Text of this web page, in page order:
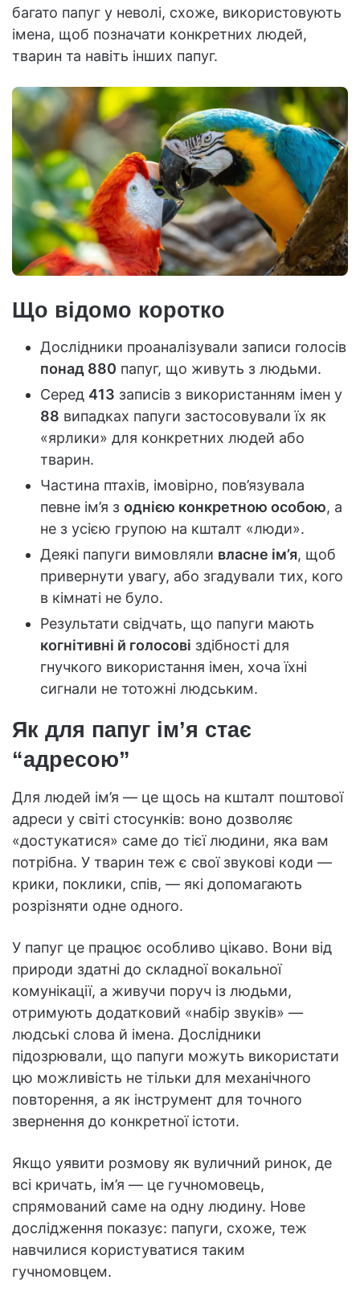
багато папуг у неволі, схоже, використовують
імена, щоб позначати конкретних людей,
тварин та навіть інших папуг.
Що відомо коротко
Дослідники проаналізували записи голосів
понад 880 папуг, що живуть з людьми.
Серед 413 записів з використанням імен у
88 випадках папуги застосовували їх як
«ярлики» для конкретних людей або
тварин.
Частина птахів, імовірно, пов’язувала
певне ім’я з однією конкретною особою, а
не з усією групою на кшталт «люди».
Деякі папуги вимовляли власне ім’я, щоб
привернути увагу, або згадували тих, кого
в кімнаті не було.
Результати свідчать, що папуги мають
когнітивні й голосові здібності для
гнучкого використання імен, хоча їхні
сигнали не тотожні людським.
Як для папуг ім’я стає
“адресою”
Для людей ім’я — це щось на кшталт поштової
адреси у світі стосунків: воно дозволяє
«достукатися» саме до тієї людини, яка вам
потрібна. У тварин теж є свої звукові коди —
крики, поклики, спів, — які допомагають
розрізняти одне одного.
У папуг це працює особливо цікаво. Вони від
природи здатні до складної вокальної
комунікації, а живучи поруч із людьми,
отримують додатковий «набір звуків» —
людські слова й імена. Дослідники
підозрювали, що папуги можуть використати
цю можливість не тільки для механічного
повторення, а як інструмент для точного
звернення до конкретної істоти.
Якщо уявити розмову як вуличний ринок, де
всі кричать, ім’я — це гучномовець,
спрямований саме на одну людину. Нове
дослідження показує: папуги, схоже, теж
навчилися користуватися таким
гучномовцем.